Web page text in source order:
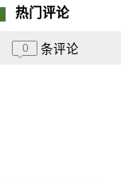
热门评论
0 条评论